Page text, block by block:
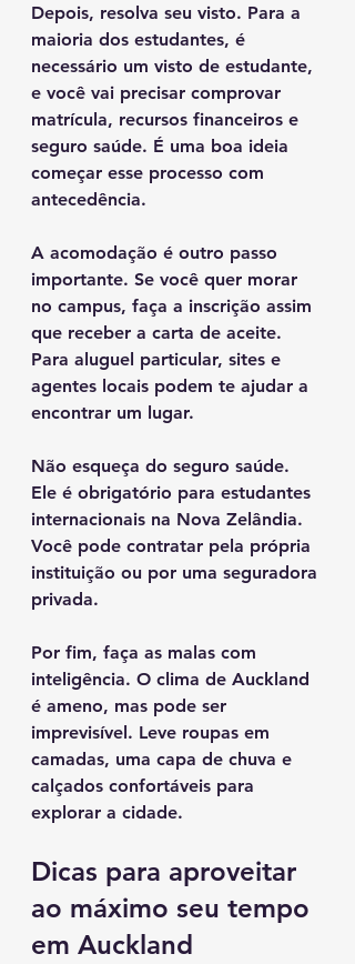
Depois, resolva seu visto. Para a
maioria dos estudantes, é
necessário um visto de estudante,
e você vai precisar comprovar
matrícula, recursos financeiros e
seguro saúde. É uma boa ideia
começar esse processo com
antecedência.
A acomodação é outro passo
importante. Se você quer morar
no campus, faça a inscrição assim
que receber a carta de aceite.
Para aluguel particular, sites e
agentes locais podem te ajudar a
encontrar um lugar.
Não esqueça do seguro saúde.
Ele é obrigatório para estudantes
internacionais na Nova Zelândia.
Você pode contratar pela própria
instituição ou por uma seguradora
privada.
Por fim, faça as malas com
inteligência. O clima de Auckland
é ameno, mas pode ser
imprevisível. Leve roupas em
camadas, uma capa de chuva e
calçados confortáveis para
explorar a cidade.
Dicas para aproveitar
ao máximo seu tempo
em Auckland